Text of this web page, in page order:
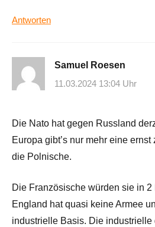
Antworten
Samuel Roesen
11.03.2024 13:04 Uhr
Die Nato hat gegen Russland
Europa gibt’s nur mehr eine
die Polnische.
Die Französische würden sie in 2
England hat quasi keine Armee
industrielle Basis. Die